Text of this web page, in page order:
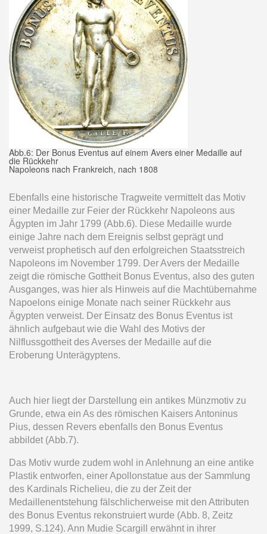
Abb.6: Der Bonus Eventus auf einem Avers einer Medaille auf
die Rückkehr
Napoleons nach Frankreich, nach 1808
Ebenfalls eine historische Tragweite vermittelt das Motiv
einer Medaille zur Feier der Rückkehr Napoleons aus
Ägypten im Jahr 1799 (Abb.6). Diese Medaille wurde
einige Jahre nach dem Ereignis selbst geprägt und
verweist prophetisch auf den erfolgreichen Staatsstreich
Napoleons im November 1799. Der Avers der Medaille
zeigt die römische Gottheit Bonus Eventus, also des guten
Ausganges, was hier als Hinweis auf die Machtübernahme
Napoelons einige Monate nach seiner Rückkehr aus
Ägypten verweist. Der Einsatz des Bonus Eventus ist
ähnlich aufgebaut wie die Wahl des Motivs der
Nilflussgottheit des Averses der Medaille auf die
Eroberung Unterägyptens.
Auch hier liegt der Darstellung ein antikes Münzmotiv zu
Grunde, etwa ein As des römischen Kaisers Antoninus
Pius, dessen Revers ebenfalls den Bonus Eventus
abbildet (Abb.7).
Das Motiv wurde zudem wohl in Anlehnung an eine antike
Plastik entworfen, einer Apollonstatue aus der Sammlung
des Kardinals Richelieu, die zu der Zeit der
Medaillenentstehung fälschlicherweise mit den Attributen
des Bonus Eventus rekonstruiert wurde (Abb. 8, Zeitz
1999, S.124). Ann Mudie Scargill erwähnt in ihrer